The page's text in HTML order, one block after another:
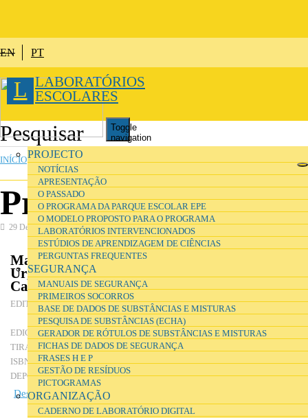
EN PT
L LABORATÓRIOS
ESCOLARES
Toggle
navigation
PROJECTO
NOTÍCIAS
APRESENTAÇÃO
O PASSADO
O PROGRAMA DA PARQUE ESCOLAR EPE
O MODELO PROPOSTO PARA O PROGRAMA
LABORATÓRIOS INTERVENCIONADOS
ESTÚDIOS DE APRENDIZAGEM DE CIÊNCIAS
PERGUNTAS FREQUENTES
SEGURANÇA
MANUAIS DE SEGURANÇA
PRIMEIROS SOCORROS
BASE DE DADOS DE SUBSTÂNCIAS E MISTURAS
PESQUISA DE SUBSTÂNCIAS (ECHA)
GERADOR DE RÓTULOS DE SUBSTÂNCIAS E MISTURAS
FICHAS DE DADOS DE SEGURANÇA
FRASES H E P
GESTÃO DE RESÍDUOS
PICTOGRAMAS
ORGANIZAÇÃO
CADERNO DE LABORATÓRIO DIGITAL
ESTÁ AQUI
INÍCIO»SEGURANÇA
Primeiros socorros
29 Dezembro 2016 Segurança
Manual de Primeiros: Socorros Situações de
Urgência nas Escolas, Jardins de Infância e
Campos de Férias
EDITOR Direcção-Geral de Inovação e de Desenvolvimento
Curricular
EDIÇÃO Terceira edição revista
TIRAGEM 1000
ISBN 978-972-742-330-9
DEPÓSITO LEGAL 318571/10
Descarregar ficheiro (6.02 MB)